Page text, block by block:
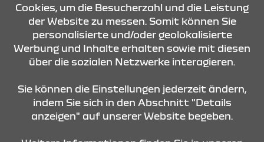
ÖFFNUNGSZEITEN
STANDORTE
Cookies, um die Besucherzahl und die Leistung
der Website zu messen. Somit können Sie
personalisierte und/oder geolokalisierte
Werbung und Inhalte erhalten sowie mit diesen
über die sozialen Netzwerke interagieren.
Sie können die Einstellungen jederzeit ändern,
indem Sie sich in den Abschnitt "Details
anzeigen" auf unserer Website begeben.